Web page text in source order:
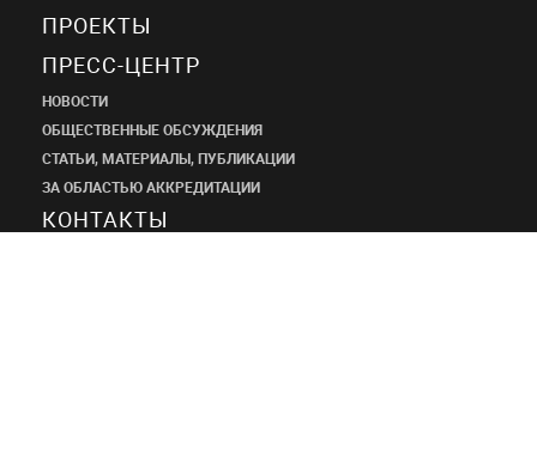
ПРОЕКТЫ
ПРЕСС-ЦЕНТР
НОВОСТИ
ОБЩЕСТВЕННЫЕ ОБСУЖДЕНИЯ
СТАТЬИ, МАТЕРИАЛЫ, ПУБЛИКАЦИИ
ЗА ОБЛАСТЬЮ АККРЕДИТАЦИИ
КОНТАКТЫ